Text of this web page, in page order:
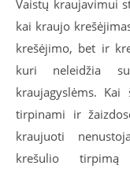
Vaistų kraujavimui
kai kraujo
krešėjimo, bet ir
kuri neleidžia
kraujagyslėms.
tirpinami ir
kraujuoti
krešulio tirpimą